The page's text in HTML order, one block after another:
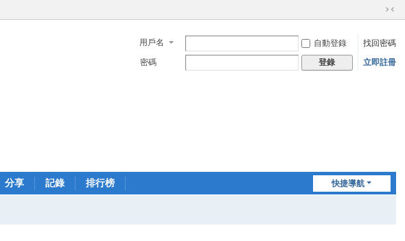
切
到
窄
用戶名 自動登錄
找回密碼
密碼
登錄 立即註冊
快捷導航
分享 記錄 排行榜